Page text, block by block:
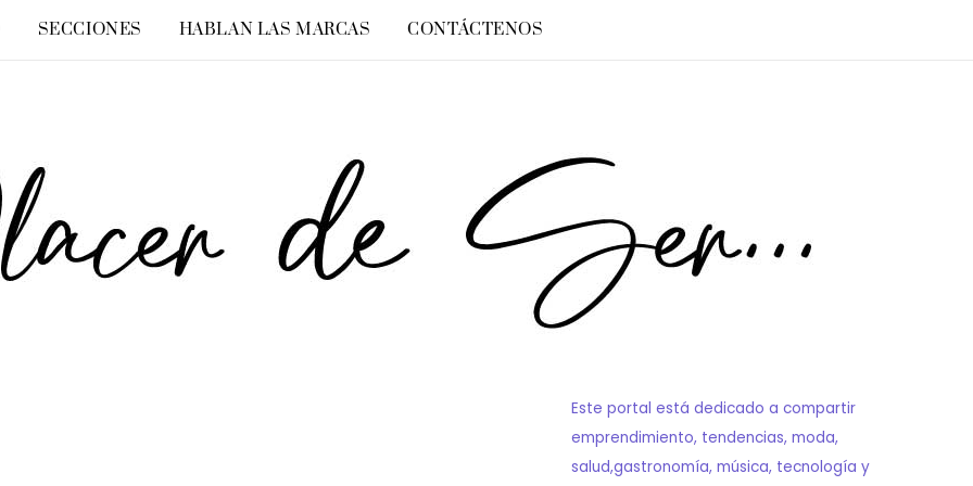
SECCIONES HABLAN LAS MARCAS CONTÁCTENOS
Este portal está dedicado a compartir
emprendimiento, tendencias, moda,
salud,gastronomía, música, tecnología y